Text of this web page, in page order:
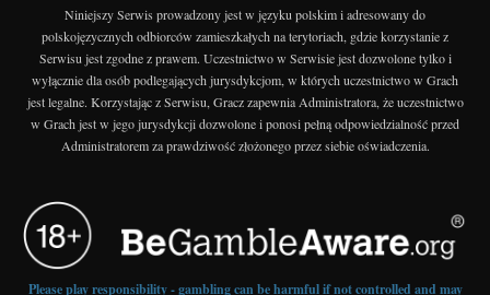
Niniejszy Serwis prowadzony jest w języku polskim i adresowany do
polskojęzycznych odbiorców zamieszkałych na terytoriach, gdzie korzystanie z
Serwisu jest zgodne z prawem. Uczestnictwo w Serwisie jest dozwolone tylko i
wyłącznie dla osób podlegających jurysdykcjom, w których uczestnictwo w Grach
jest legalne. Korzystając z Serwisu, Gracz zapewnia Administratora, że uczestnictwo
w Grach jest w jego jurysdykcji dozwolone i ponosi pełną odpowiedzialność przed
Administratorem za prawdziwość złożonego przez siebie oświadczenia.
Please play responsibility - gambling can be harmful if not controlled and may